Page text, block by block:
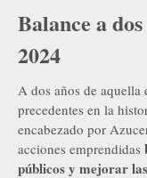
Balance a
2024
A dos años de aquella
precedentes en la
encabezado por
acciones emprendidas
públicos y mejorar